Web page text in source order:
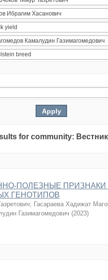
for community:
ПОЛЕЗНЫЕ ПРИЗНАКИ
ГЕНОТИПОВ
; Гасараева Хадижат
Газимагомедович (2023)